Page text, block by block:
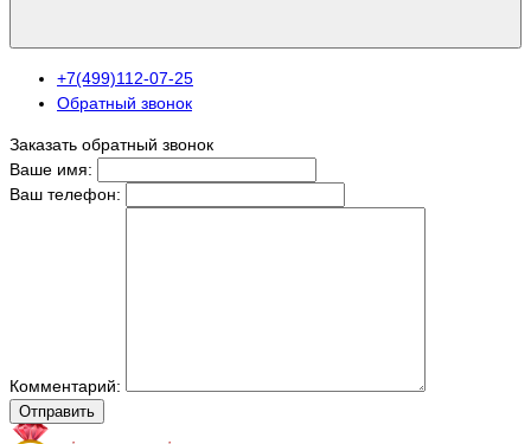
+7(499)112-07-25
Обратный звонок
Заказать обратный звонок
Ваше имя:
Ваш телефон:
Комментарий:
Отправить